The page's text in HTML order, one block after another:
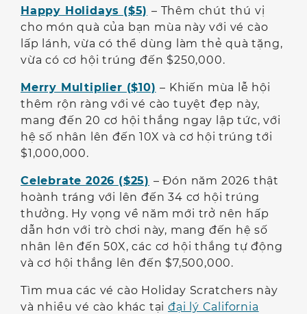
Happy Holidays ($5) – Thêm chút thú vị
cho món quà của bạn mùa này với vé cào
lấp lánh, vừa có thể dùng làm thẻ quà tặng,
vừa có cơ hội trúng đến $250,000.
Merry Multiplier ($10) – Khiến mùa lễ hội
thêm rộn ràng với vé cào tuyệt đẹp này,
mang đến 20 cơ hội thắng ngay lập tức, với
hệ số nhân lên đến 10X và cơ hội trúng tới
$1,000,000.
Celebrate 2026 ($25) – Đón năm 2026 thật
hoành tráng với lên đến 34 cơ hội trúng
thưởng. Hy vọng về năm mới trở nên hấp
dẫn hơn với trò chơi này, mang đến hệ số
nhân lên đến 50X, các cơ hội thắng tự động
và cơ hội thắng lên đến $7,500,000.
Tìm mua các vé cào Holiday Scratchers này
và nhiều vé cào khác tạiđại lý California